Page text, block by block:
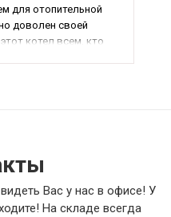
для отопительной
доволен своей
котел всем, кто
Вас у нас в офисе! У
На складе всегда